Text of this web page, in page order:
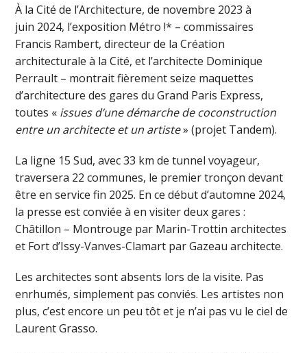
À la Cité de l’Architecture, de novembre 2023 à
juin 2024, l’exposition Métro !* – commissaires
Francis Rambert, directeur de la Création
architecturale à la Cité, et l’architecte Dominique
Perrault – montrait fièrement seize maquettes
d’architecture des gares du Grand Paris Express,
toutes « issues d’une démarche de coconstruction
entre un architecte et un artiste» (projet Tandem).
La ligne 15 Sud, avec 33 km de tunnel voyageur,
traversera 22 communes, le premier tronçon devant
être en service fin 2025. En ce début d’automne 2024,
la presse est conviée à en visiter deux gares :
Châtillon – Montrouge par Marin-Trottin architectes
et Fort d’Issy-Vanves-Clamart par Gazeau architecte.
Les architectes sont absents lors de la visite. Pas
enrhumés, simplement pas conviés. Les artistes non
plus, c’est encore un peu tôt et je n’ai pas vu le ciel de
Laurent Grasso.